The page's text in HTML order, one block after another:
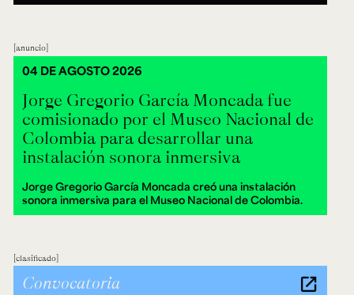
anuncio
Jorge Gregorio García Moncada fue
comisionado por el Museo Nacional de
Colombia para desarrollar una
instalación sonora inmersiva
Jorge Gregorio García Moncada creó una instalación
sonora inmersiva para el Museo Nacional de Colombia.
04 DE AGOSTO 2026
clasificado
Convocatoria